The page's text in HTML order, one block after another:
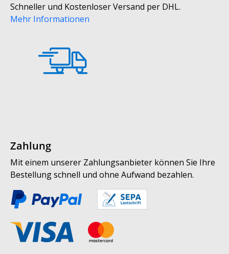
Schneller und Kostenloser Versand per DHL.
Mehr Informationen
Zahlung
Mit einem unserer Zahlungsanbieter können Sie Ihre
Bestellung schnell und ohne Aufwand bezahlen.